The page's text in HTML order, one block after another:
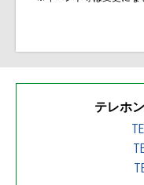
テレホ